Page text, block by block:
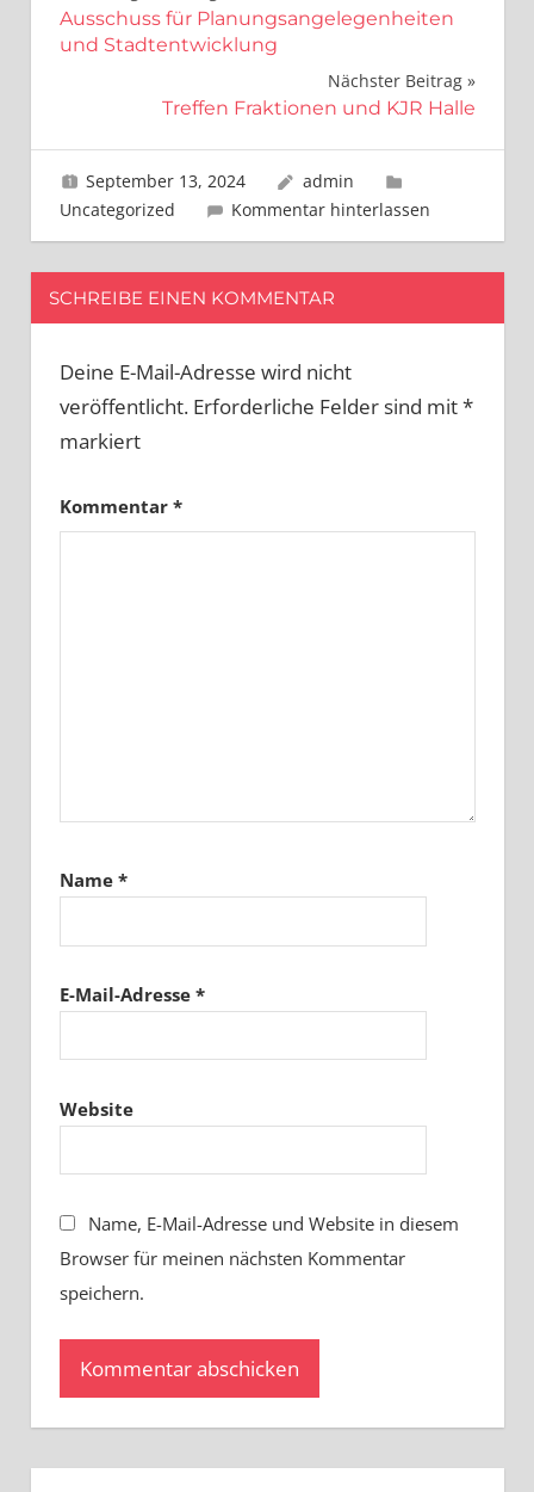
Ausschuss für Planungsangelegenheiten
und Stadtentwicklung
Nächster Beitrag
Treffen Fraktionen und KJR Halle
September 13, 2024
admin
Uncategorized
Kommentar hinterlassen
SCHREIBE EINEN KOMMENTAR
Deine E-Mail-Adresse wird nicht
veröffentlicht. Erforderliche Felder sind mit*
markiert
Kommentar *
Name *
E-Mail-Adresse *
Website
Name, E-Mail-Adresse und Website in diesem
Browser für meinen nächsten Kommentar
speichern.